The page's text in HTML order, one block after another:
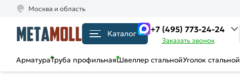
Москва и область
Каталог +7 (495) 773-24-24
Заказать звонок
АрматураТруба профильнаяШвеллер стальнойУголок стальной